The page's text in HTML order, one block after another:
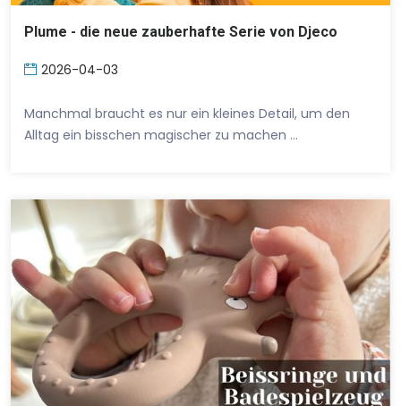
Plume - die neue zauberhafte Serie von Djeco
2026-04-03
Manchmal braucht es nur ein kleines Detail, um den
Alltag ein bisschen magischer zu machen …